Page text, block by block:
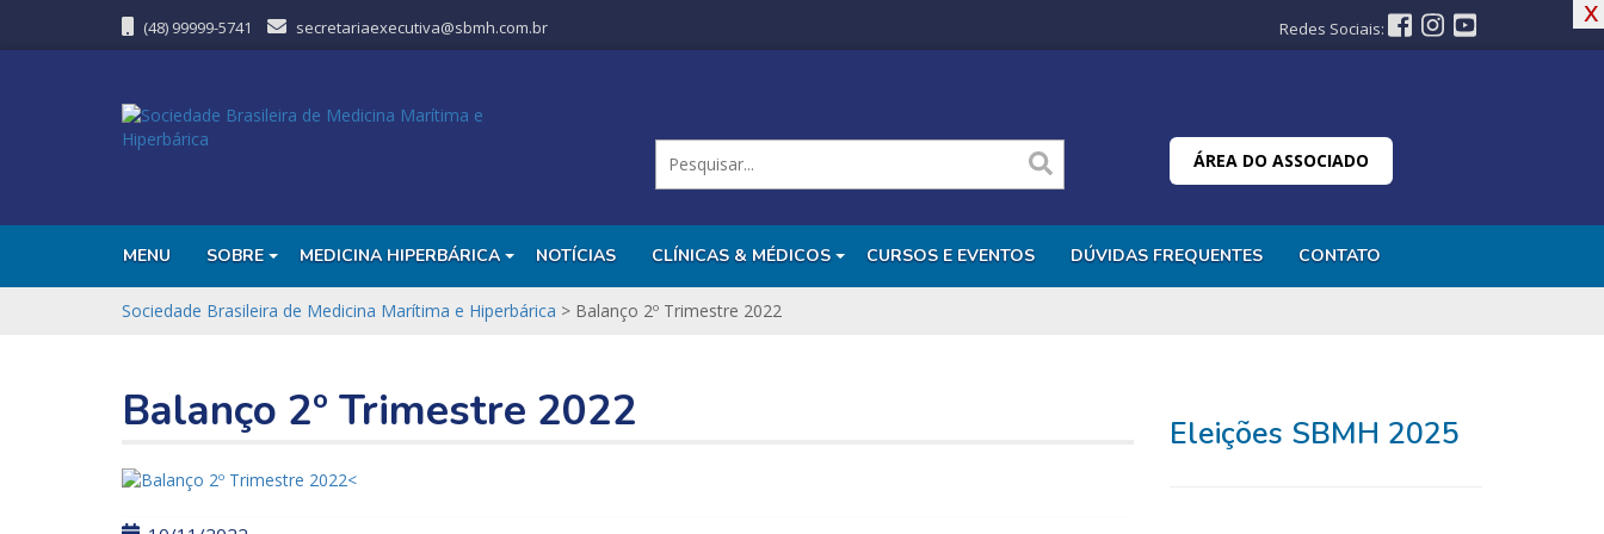
(48) 99999-5741 secretariaexecutiva@sbmh.com.br Redes Sociais:
ÁREA DO ASSOCIADO
MENU SOBRE MEDICINA HIPERBÁRICA NOTÍCIAS CLÍNICAS & MÉDICOS CURSOS E EVENTOS DÚVIDAS FREQUENTES CONTATO
Sociedade Brasileira de Medicina Marítima e Hiperbárica > Balanço 2º Trimestre 2022
Balanço 2º Trimestre 2022 Eleições SBMH 2025
x
x